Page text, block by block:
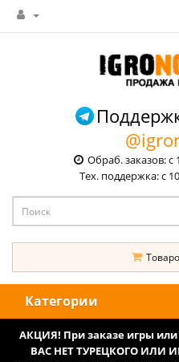
Обраб. заказов: с
Тех. поддержка: с
Категории
АКЦИЯ! При заказе игры
ВАС НЕТ ТУРЕЦКОГО ИЛИ